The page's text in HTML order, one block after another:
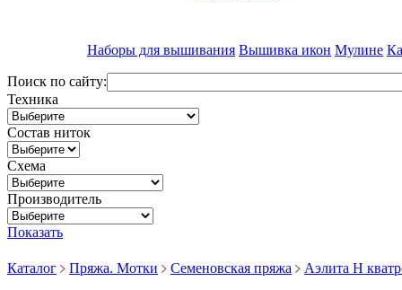
Наборы для вышивания Вышивка икон Мулине
Поиск по сайту:
Техника
Состав ниток
Схема
Производитель
Показать
Каталог Пряжа. Мотки Семеновская пряжа Аэлита Н